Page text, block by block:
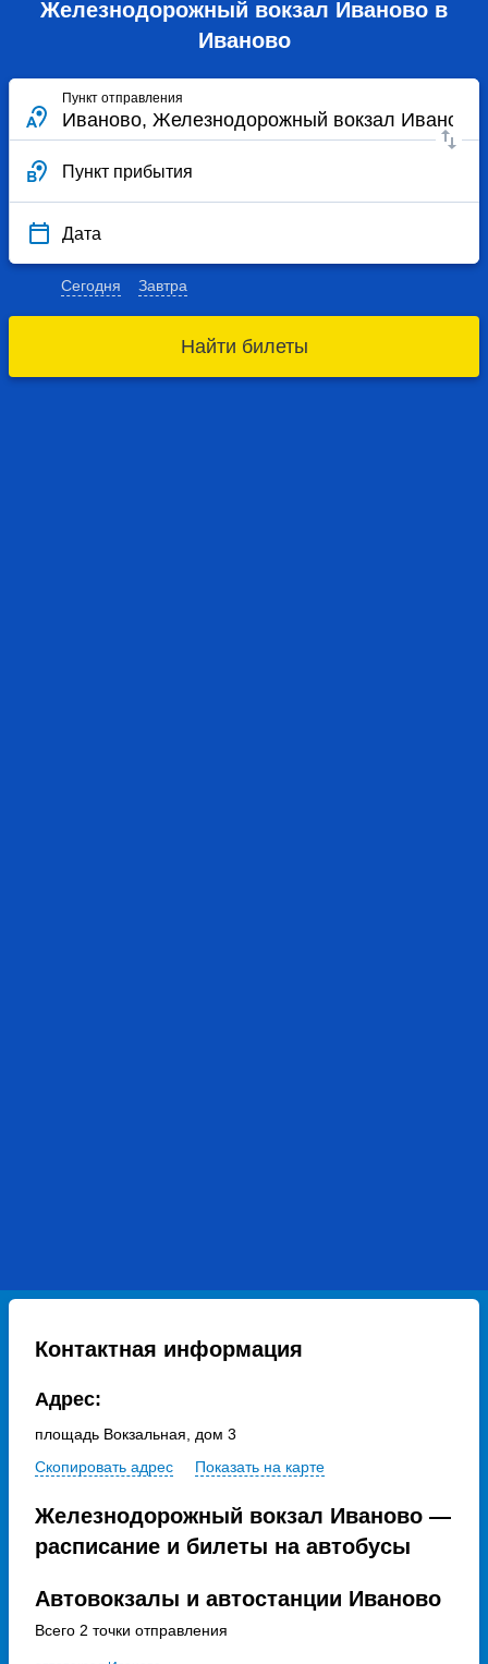
Железнодорожный вокзал Иваново в
Иваново
Пункт отправления
Пункт прибытия
Дата
Сегодня Завтра
Найти билеты
Контактная информация
Адрес:
площадь Вокзальная, дом 3
Скопировать адрес
Показать на карте
Железнодорожный вокзал Иваново —
расписание и билеты на автобусы
Автовокзалы и автостанции Иваново
Всего 2 точки отправления